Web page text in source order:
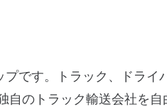
です。トラック、ドライ
のトラック輸送会社を